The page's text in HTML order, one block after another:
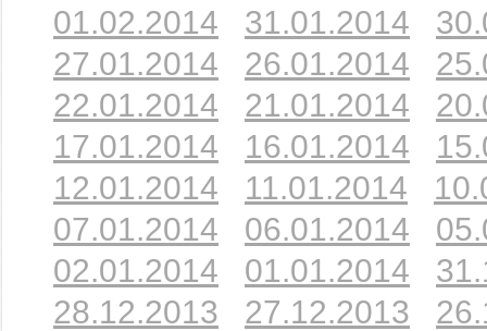
01.02.2014
31.01.2014
27.01.2014
26.01.2014
22.01.2014
21.01.2014
17.01.2014
16.01.2014
12.01.2014
11.01.2014
07.01.2014
06.01.2014
02.01.2014
01.01.2014
28.12.2013
27.12.2013